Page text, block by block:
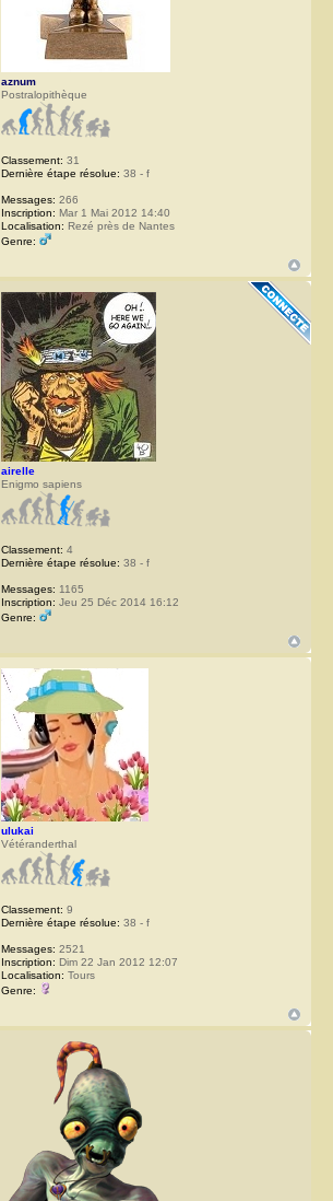
aznum
Postralopithèque
Classement: 31
Dernière étape résolue: 38 - f
Messages: 266
Inscription: Mar 1 Mai 2012 14:40
Localisation: Rezé près de Nantes
Genre:
airelle
Enigmo sapiens
Classement: 4
Dernière étape résolue: 38 - f
Messages: 1165
Inscription: Jeu 25 Déc 2014 16:12
Genre:
ulukai
Vétéranderthal
Classement: 9
Dernière étape résolue: 38 - f
Messages: 2521
Inscription: Dim 22 Jan 2012 12:07
Localisation: Tours
Genre: